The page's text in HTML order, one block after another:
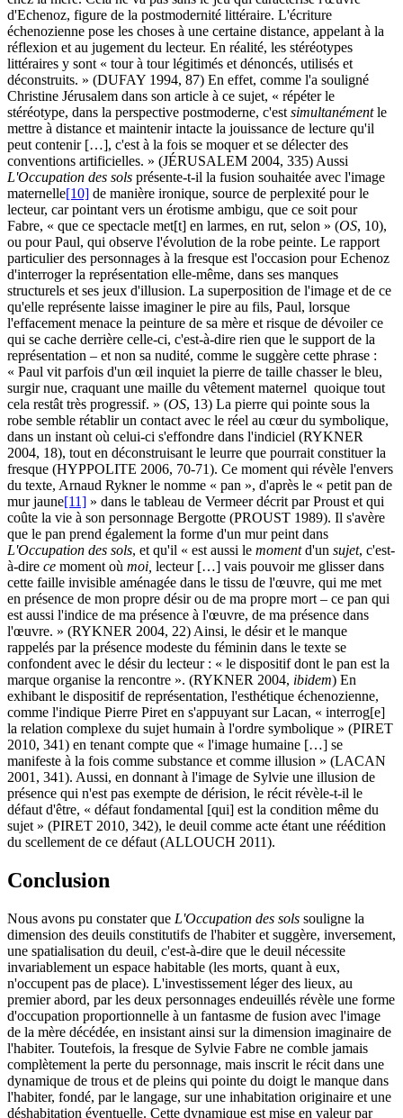
d'Echenoz, figure de la postmodernité littéraire. L'écriture
échenozienne pose les choses à une certaine distance, appelant à la
réflexion et au jugement du lecteur. En réalité, les stéréotypes
littéraires y sont « tour à tour légitimés et dénoncés, utilisés et
déconstruits. » (DUFAY 1994, 87) En effet, comme l'a souligné
Christine Jérusalem dans son article à ce sujet, « répéter le
stéréotype, dans la perspective postmoderne, c'estsimultanémentle
mettre à distance et maintenir intacte la jouissance de lecture qu'il
peut contenir […], c'est à la fois se moquer et se délecter des
conventions artificielles. » (JÉRUSALEM 2004, 335) Aussi
L'Occupation des sols présente-t-il la fusion souhaitée avec l'image
maternelle[10] de manière ironique, source de perplexité pour le
lecteur, car pointant vers un érotisme ambigu, que ce soit pour
Fabre, « que ce spectacle met[t] en larmes, en rut, selon » (OS, 10),
ou pour Paul, qui observe l'évolution de la robe peinte. Le rapport
particulier des personnages à la fresque est l'occasion pour Echenoz
d'interroger la représentation elle-même, dans ses manques
structurels et ses jeux d'illusion. La superposition de l'image et de ce
qu'elle représente laisse imaginer le pire au fils, Paul, lorsque
l'effacement menace la peinture de sa mère et risque de dévoiler ce
qui se cache derrière celle-ci, c'est-à-dire rien que le support de la
représentation – et non sa nudité, comme le suggère cette phrase :
« Paul vit parfois d'un œil inquiet la pierre de taille chasser le bleu,
surgir nue, craquant une maille du vêtement maternel quoique tout
cela restât très progressif. » (OS, 13) La pierre qui pointe sous la
robe semble rétablir un contact avec le réel au cœur du symbolique,
dans un instant où celui-ci s'effondre dans l'indiciel (RYKNER
2004, 18), tout en déconstruisant le leurre que pourrait constituer la
fresque (HYPPOLITE 2006, 70‑71). Ce moment qui révèle l'envers
du texte, Arnaud Rykner le nomme « pan », d'après le « petit pan de
mur jaune[11] » dans le tableau de Vermeer décrit par Proust et qui
coûte la vie à son personnage Bergotte (PROUST 1989). Il s'avère
que le pan prend également la forme d'un mur peint dans
L'Occupation des sols, et qu'il « est aussi le momentd'un sujet, c'est-
à-dire ce moment où moi, lecteur […] vais pouvoir me glisser dans
cette faille invisible aménagée dans le tissu de l'œuvre, qui me met
en présence de mon propre désir ou de ma propre mort – ce pan qui
est aussi l'indice de ma présence à l'œuvre, de ma présence dans
l'œuvre. » (RYKNER 2004, 22) Ainsi, le désir et le manque
rappelés par la présence modeste du féminin dans le texte se
confondent avec le désir du lecteur : « le dispositif dont le pan est la
marque organise la rencontre ». (RYKNER 2004, ibidem) En
exhibant le dispositif de représentation, l'esthétique échenozienne,
comme l'indique Pierre Piret en s'appuyant sur Lacan, « interrog[e]
la relation complexe du sujet humain à l'ordre symbolique » (PIRET
2010, 341) en tenant compte que « l'image humaine […] se
manifeste à la fois comme substance et comme illusion » (LACAN
2001, 341). Aussi, en donnant à l'image de Sylvie une illusion de
présence qui n'est pas exempte de dérision, le récit révèle-t-il le
défaut d'être, « défaut fondamental [qui] est la condition même du
sujet » (PIRET 2010, 342), le deuil comme acte étant une réédition
du scellement de ce défaut (ALLOUCH 2011).
Conclusion
Nous avons pu constater que L'Occupation des sols souligne la
dimension des deuils constitutifs de l'habiter et suggère, inversement,
une spatialisation du deuil, c'est-à-dire que le deuil nécessite
invariablement un espace habitable (les morts, quant à eux,
n'occupent pas de place). L'investissement léger des lieux, au
premier abord, par les deux personnages endeuillés révèle une forme
d'occupation proportionnelle à un fantasme de fusion avec l'image
de la mère décédée, en insistant ainsi sur la dimension imaginaire de
l'habiter. Toutefois, la fresque de Sylvie Fabre ne comble jamais
complètement la perte du personnage, mais inscrit le récit dans une
dynamique de trous et de pleins qui pointe du doigt le manque dans
l'habiter, fondé, par le langage, sur une inhabitation originaire et une
déshabitation éventuelle. Cette dynamique est mise en valeur par